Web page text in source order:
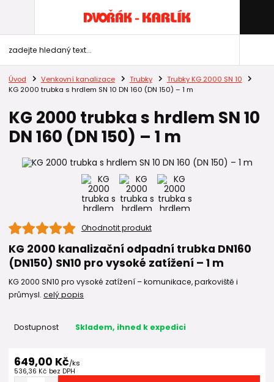
Úvod Venkovní kanalizace Trubky
Trubky KG 2000 SN 10
KG 2000 trubka s hrdlem SN 10 DN 160 (DN 150) – 1 m
KG 2000 trubka s hrdlem SN 10
DN 160 (DN 150) – 1 m
Ohodnotit produkt
KG 2000 kanalizační odpadní trubka DN160
(DN150) SN10 pro vysoké zatížení – 1 m
KG 2000 SN10 pro vysoké zatížení – komunikace, parkoviště i
průmysl. celý popis
Dostupnost Skladem, ihned k expedici
649,00 Kč/ks
536,36 Kč bez DPH